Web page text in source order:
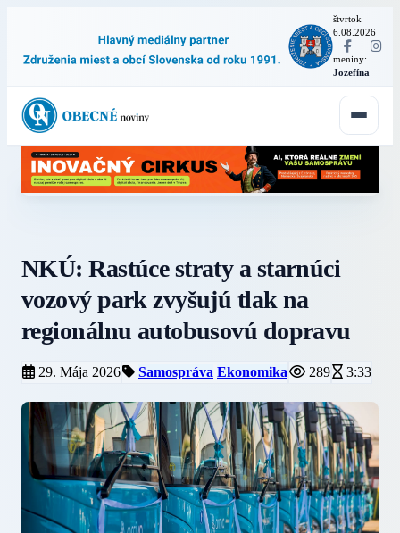
štvrtok
6.08.2026
·
meniny:
Jozefína
NKÚ: Rastúce straty a starnúci
vozový park zvyšujú tlak na
regionálnu autobusovú dopravu
29. Mája 2026 Samospráva Ekonomika 289 3:33